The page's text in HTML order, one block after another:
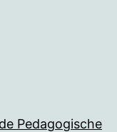
Pedagogische